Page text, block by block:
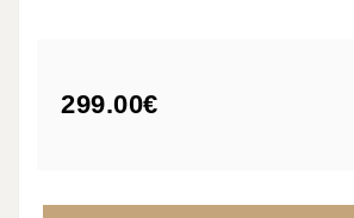
299.00€